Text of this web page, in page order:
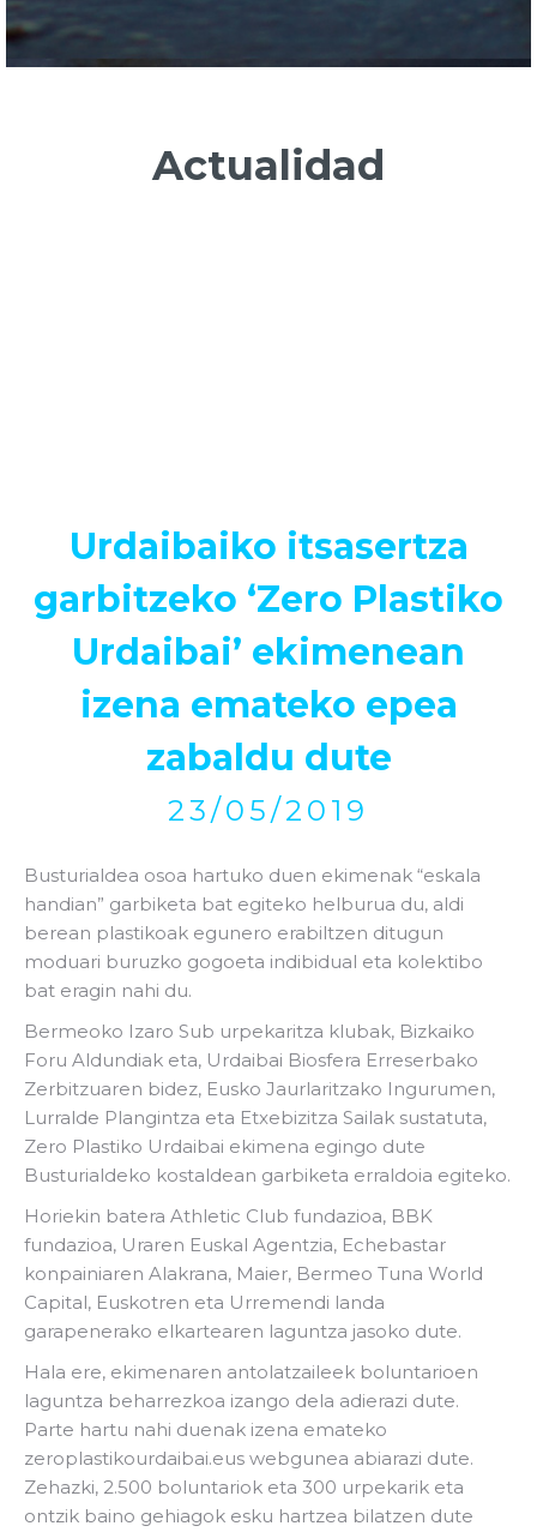
Actualidad
Urdaibaiko itsasertza
garbitzeko ‘Zero Plastiko
Urdaibai’ ekimenean
izena emateko epea
zabaldu dute
23/05/2019
Busturialdea osoa hartuko duen ekimenak “eskala
handian” garbiketa bat egiteko helburua du, aldi
berean plastikoak egunero erabiltzen ditugun
moduari buruzko gogoeta indibidual eta kolektibo
bat eragin nahi du.
Bermeoko Izaro Sub urpekaritza klubak, Bizkaiko
Foru Aldundiak eta, Urdaibai Biosfera Erreserbako
Zerbitzuaren bidez, Eusko Jaurlaritzako Ingurumen,
Lurralde Plangintza eta Etxebizitza Sailak sustatuta,
Zero Plastiko Urdaibai ekimena egingo dute
Busturialdeko kostaldean garbiketa erraldoia egiteko.
Horiekin batera Athletic Club fundazioa, BBK
fundazioa, Uraren Euskal Agentzia, Echebastar
konpainiaren Alakrana, Maier, Bermeo Tuna World
Capital, Euskotren eta Urremendi landa
garapenerako elkartearen laguntza jasoko dute.
Hala ere, ekimenaren antolatzaileek boluntarioen
laguntza beharrezkoa izango dela adierazi dute.
Parte hartu nahi duenak izena emateko
zeroplastikourdaibai.eus webgunea abiarazi dute.
Zehazki, 2.500 boluntariok eta 300 urpekarik eta
ontzik baino gehiagok esku hartzea bilatzen dute